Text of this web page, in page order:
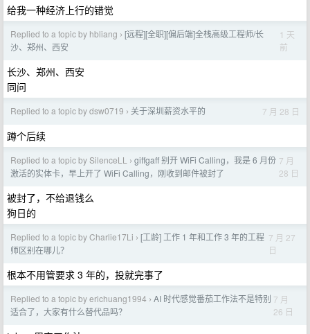
给我一种经济上行的错觉
Replied to a topic by hbliang › [远程][全职][偏后端]全栈高级工程师/长
沙、郑州、西安
1 天
前
长沙、郑州、西安
同问
Replied to a topic by dsw0719 › 关于深圳薪资水平的 7 月 28 日
蹲个后续
Replied to a topic by SilenceLL › giffgaff 别开 WiFi Calling，我是 6 月份
激活的实体卡，早上开了 WiFi Calling，刚收到邮件被封了
7 月
28 日
被封了，不给退钱么
狗日的
Replied to a topic by Charlie17Li › [工龄] 工作 1 年和工作 3 年的工程
师区别在哪儿？
7 月 27
日
根本不用管要求 3 年的，投就完事了
Replied to a topic by erichuang1994 › AI 时代感觉番茄工作法不是特别
适合了，大家有什么替代品吗？
7 月
26 日